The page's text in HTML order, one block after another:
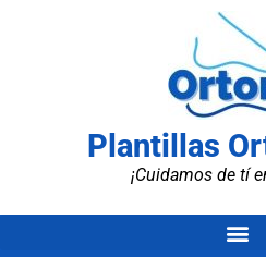
Plantillas
¡Cuidamos de tí